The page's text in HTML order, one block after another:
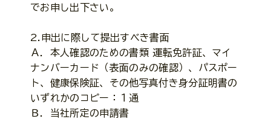
でお申し出下さい。
2.申出に際して提出すべき書面
Ａ．本人確認のための書類 運転免許証、マイ
ナンバーカード（表面のみの確認）、パスポー
ト、健康保険証、その他写真付き身分証明書の
いずれかのコピー：１通
Ｂ．当社所定の申請書